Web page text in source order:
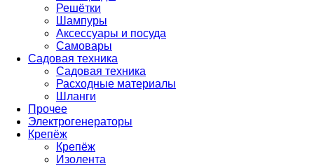
Решётки
Шампуры
Аксессуары и посуда
Самовары
Садовая техника
Садовая техника
Расходные материалы
Шланги
Прочее
Электрогенераторы
Крепёж
Крепёж
Изолента